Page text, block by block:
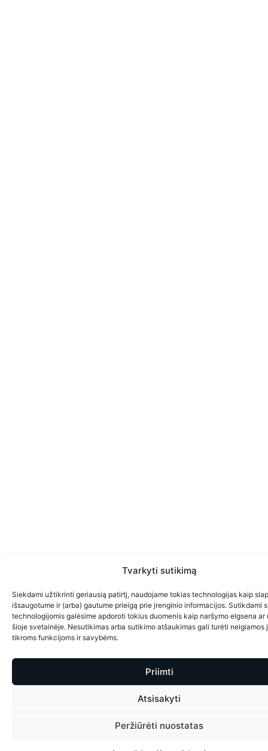
Tvarkyti sutikimą
Siekdami užtikrinti geriausią patirtį, naudojame tokias technologijas kaip
išsaugotume ir (arba) gautume prieigą prie įrenginio informacijos. Sutikdami
technologijomis galėsime apdoroti tokius duomenis kaip naršymo elgsena ar
šioje svetainėje. Nesutikimas arba sutikimo atšaukimas gali turėti neigiamos
tikroms funkcijoms ir savybėms.
Priimti
Atsisakyti
Peržiūrėti nuostatas